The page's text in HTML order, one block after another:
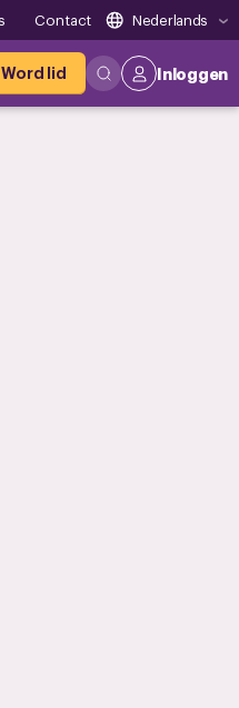
Contact Nederlands
Word lid Inloggen